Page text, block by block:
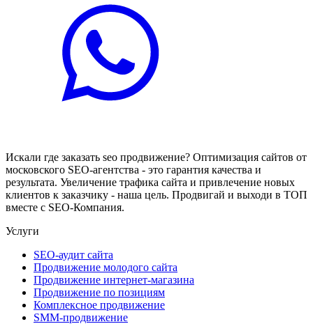
Искали где заказать seo продвижение? Оптимизация сайтов от
московского SEO-агентства - это гарантия качества и
результата. Увеличение трафика сайта и привлечение новых
клиентов к заказчику - наша цель. Продвигай и выходи в ТОП
вместе с SEO-Компания.
Услуги
SEO-аудит сайта
Продвижение молодого сайта
Продвижение интернет-магазина
Продвижение по позициям
Комплексное продвижение
SMM-продвижение